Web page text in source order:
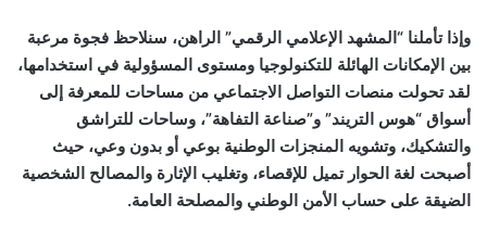
وإذا تأملنا “المشهد الإعلامي الرقمي” الراهن، سنلاحظ فجوة مرعبة
بين الإمكانات الهائلة للتكنولوجيا ومستوى المسؤولية في استخدامها،
لقد تحولت منصات التواصل الاجتماعي من مساحات للمعرفة إلى
أسواق “هوس التريند” و”صناعة التفاهة”، وساحات للتراشق
والتشكيك، وتشويه المنجزات الوطنية بوعي أو بدون وعي، حيث
أصبحت لغة الحوار تميل للإقصاء، وتغليب الإثارة والمصالح الشخصية
الضيقة على حساب الأمن الوطني والمصلحة العامة.